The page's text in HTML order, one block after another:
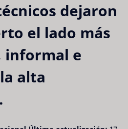
dejaron
el lado más
informal e
alta